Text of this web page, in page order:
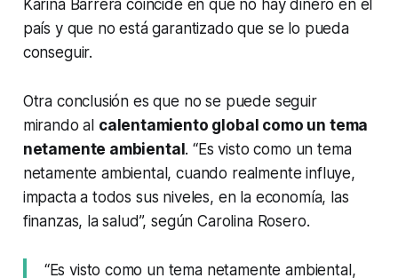
Karina Barrera coincide en que no hay dinero en el
país y que no está garantizado que se lo pueda
conseguir.
Otra conclusión es que no se puede seguir
mirando al calentamiento global como un tema
netamente ambiental. “Es visto como un tema
netamente ambiental, cuando realmente influye,
impacta a todos sus niveles, en la economía, las
finanzas, la salud”, según Carolina Rosero.
“Es visto como un tema netamente ambiental,